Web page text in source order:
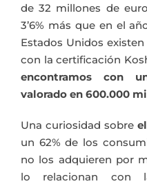
de 32 millones de
3’6% más que en el
Estados Unidos
con la certificación
encontramos con
valorado en 600.000
Una curiosidad sobre
un 62% de los
no los adquieren por
lo relacionan con